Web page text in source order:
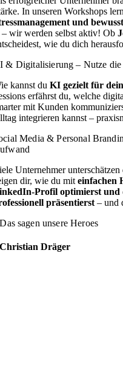
In unseren Workshops
und
– wir werden selbst aktiv! Ob
wie du dich
& Digitalisierung – Nutze die
kannst du KI gezielt für dein
erfährst du, welche
mit Kunden
integrieren kannst –
Media & Personal
Unternehmer
dir, wie du mit einfachen
Profil optimierst und
präsentierst – und
Das sagen unsere Heroes
Christian Dräger